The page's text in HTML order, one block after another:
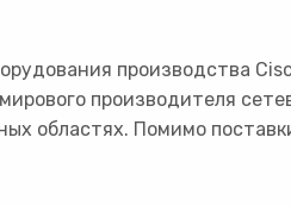
производства
производителя
областях. Помимо